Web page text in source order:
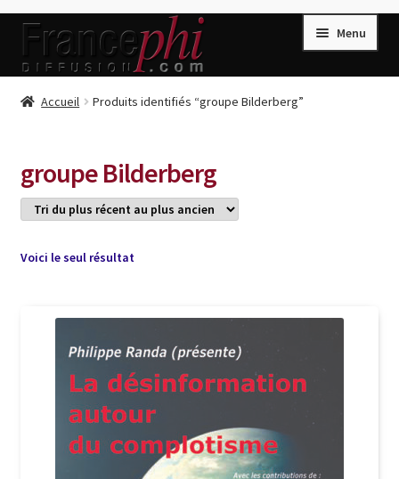
Aller
la
Aller
contenu
Menu
Accueil
Compte
Conditions de Vente
Connection
Listes d’Envies
Livres de Peter Randa
Livres de Philippe Randa
Login Customizer
Newsletter
Accueil Produits identifiés “groupe Bilderberg”
groupe Bilderberg
Voici le seul résultat